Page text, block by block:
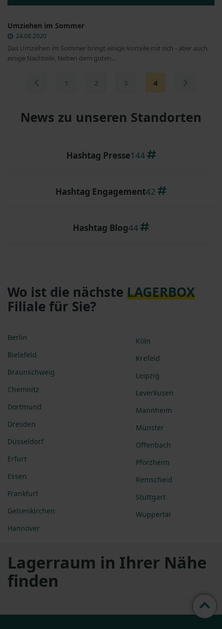
News zu unseren Standorten
Hashtag Presse144
Hashtag Engagement42
Hashtag Blog44
Umziehen im Sommer
Das Umziehen im Sommer bringt einige Vorteile mit sich - aber auch
einige Nachteile. Neben dem guten...
24.08.2020
4
Wo ist die nächste LAGERBOX
Filiale für Sie?
Berlin
Bielefeld
Braunschweig
Chemnitz
Dortmund
Dresden
Düsseldorf
Erfurt
Essen
Frankfurt
Gelsenkirchen
Hannover
Köln
Krefeld
Leipzig
Leverkusen
Mannheim
Münster
Offenbach
Pforzheim
Remscheid
Stuttgart
Wuppertal
Lagerraum in Ihrer Nähe
finden